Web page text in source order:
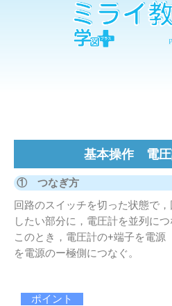
基本操作 電圧
① つなぎ方
回路のスイッチを切った状態で
したい部分に，電圧計を並列につ
このとき，電圧計の+端子を電源
を電源のー極側につなぐ。
ポイント